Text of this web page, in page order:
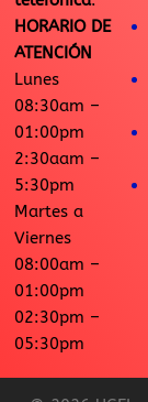
HORARIO DE
ATENCIÓN
Lunes
08:30am –
01:00pm
2:30aam –
5:30pm
Martes a
Viernes
08:00am –
01:00pm
02:30pm –
05:30pm